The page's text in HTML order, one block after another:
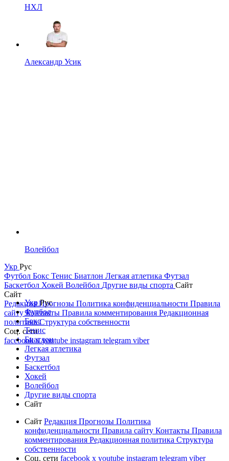
НХЛ
Александр Усик
Волейбол
Укр Рус
Футбол Бокс Тенис Биатлон Легкая атлетика Футзал
Баскетбол Хокей Волейбол Другие виды спорта Сайт
Сайт
РедакцияПрогнозы Политика конфиденциальности Правила
сайтуКонтакты Правила комментирования Редакционная
политикаСтруктура собственности
Соц. сети
facebookxyoutube instagram telegram viber
УкрРус
Футбол
Бокс
Тенис
Биатлон
Легкая атлетика
Футзал
Баскетбол
Хокей
Волейбол
Другие виды спорта
Сайт
Сайт Редакция Прогнозы Политика
конфиденциальности Правила сайту Контакты Правила
комментирования Редакционная политика Структура
собственности
Соц. сети facebook x youtube instagram telegram viber